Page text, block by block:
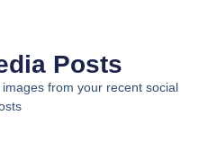
Posts
from your recent social